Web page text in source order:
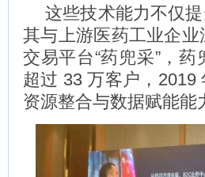
这些技术能力不仅
其与上游医药工业企业
交易平台“药兜采”，
超过 33 万客户，2019
资源整合与数据赋能能